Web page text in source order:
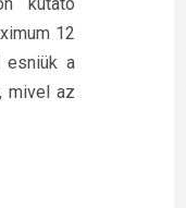
12
esniük a
mivel az